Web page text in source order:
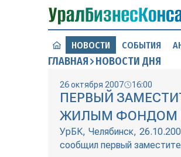
НОВОСТИ СОБЫТИЯ
ГЛАВНАЯ НОВОСТИ ДНЯ
26 октября 2007 16:00
ПЕРВЫЙ
ЖИЛЫМ ФОНДОМ
УрБК, Челябинск,
сообщил первый